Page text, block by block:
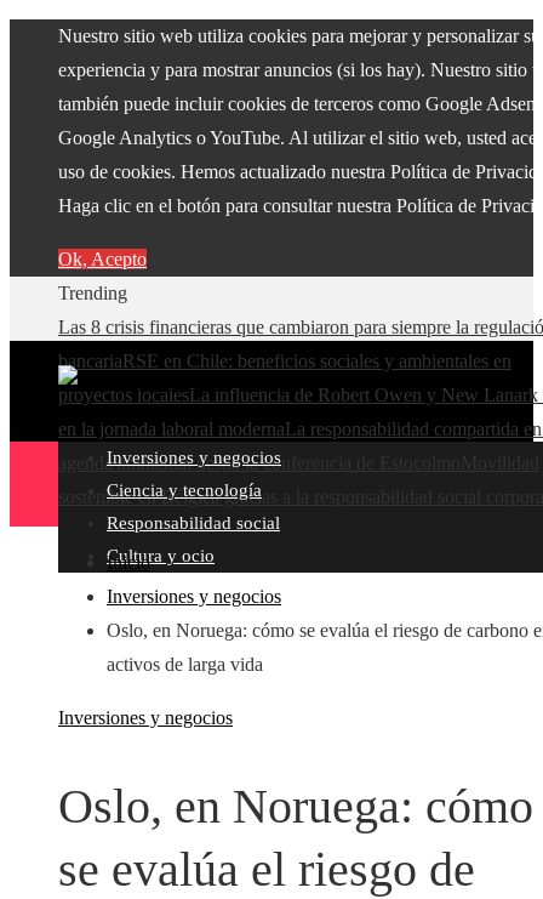
Nuestro sitio web utiliza cookies para mejorar y personalizar su
experiencia y para mostrar anuncios (si los hay). Nuestro sitio
también puede incluir cookies de terceros como Google
Google Analytics o YouTube. Al utilizar el sitio web, usted
uso de cookies. Hemos actualizado nuestra Política de
Haga clic en el botón para consultar nuestra Política de
Ok, Acepto
Trending
Las 8 crisis financieras que cambiaron para siempre la
bancariaRSE en Chile: beneficios sociales y ambientales en
proyectos localesLa influencia de Robert Owen y New
en la jornada laboral modernaLa responsabilidad compartida
agenda ambiental desde la conferencia de Estocolmo
sostenible en Bélgica gracias a la responsabilidad social
Inversiones y negocios
Ciencia y tecnología
Responsabilidad social
Cultura y ocio
Inicio
Inversiones y negocios
Oslo, en Noruega: cómo se evalúa el riesgo de carbono
activos de larga vida
Inversiones y negocios
Oslo, en Noruega: cómo
se evalúa el riesgo de